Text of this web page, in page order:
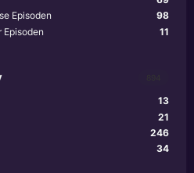
98
Episoden
11
Episoden
13
21
246
34